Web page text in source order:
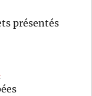
présentés